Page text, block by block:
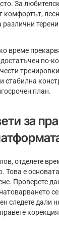
За
различни
време
по-
стабилна
план.
за
отделете
Това е
Проверете
следете дали